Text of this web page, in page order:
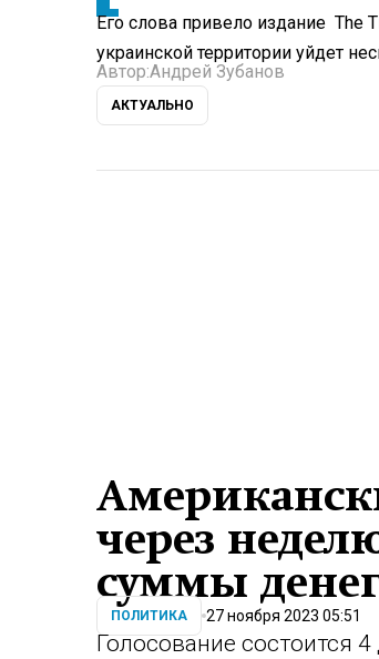
Его слова привело издание The
украинской территории уйдет
Автор:Андрей Зубанов
АКТУАЛЬНО
через
суммы
ПОЛИТИКА 27 ноября 2023 05:51
Голосование состоится